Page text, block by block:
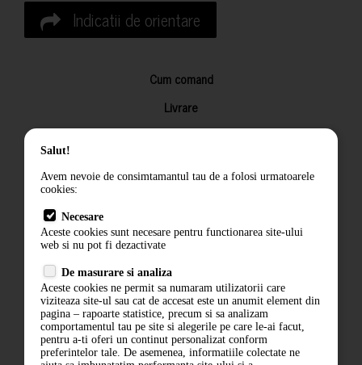
Indicatii de orientare
Cum comand
Livrare
Returnarea produselor
Termeni si conditii
Politica de confidentialitate
ANPC
Salut!
Avem nevoie de consimtamantul tau de a folosi urmatoarele
cookies:
Necesare
Aceste cookies sunt necesare pentru functionarea site-ului
web si nu pot fi dezactivate
De masurare si analiza
Aceste cookies ne permit sa numaram utilizatorii care
viziteaza site-ul sau cat de accesat este un anumit element din
pagina – rapoarte statistice, precum si sa analizam
comportamentul tau pe site si alegerile pe care le-ai facut,
pentru a-ti oferi un continut personalizat conform
preferintelor tale. De asemenea, informatiile colectate ne